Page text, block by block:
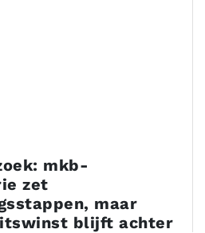
mkb-
zet
maar
blijft achter